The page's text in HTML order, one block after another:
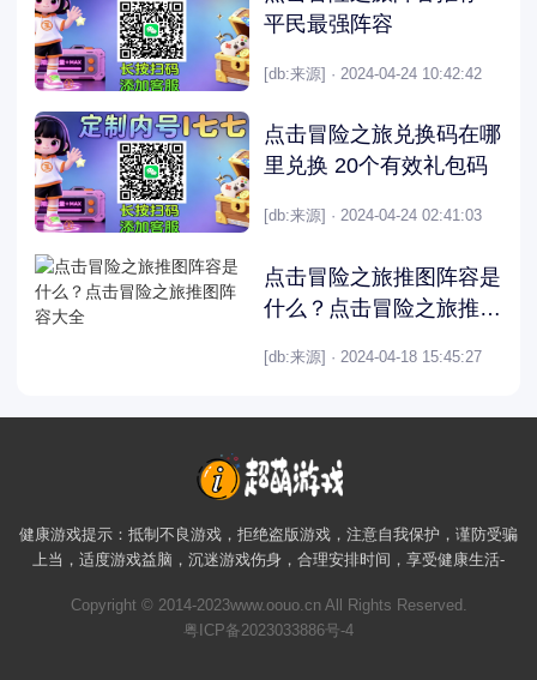
平民最强阵容
[db:来源] · 2024-04-24 10:42:42
点击冒险之旅兑换码在哪
里兑换 20个有效礼包码
[db:来源] · 2024-04-24 02:41:03
点击冒险之旅推图阵容是
什么？点击冒险之旅推图
[db:来源] · 2024-04-18 15:45:27
健康游戏提示：抵制不良游戏，拒绝盗版游戏，注意自我保护，谨防受骗
上当，适度游戏益脑，沉迷游戏伤身，合理安排时间，享受健康生活-
Copyright © 2014-2023www.oouo.cn All Rights Reserved.
粤ICP备2023033886号-4